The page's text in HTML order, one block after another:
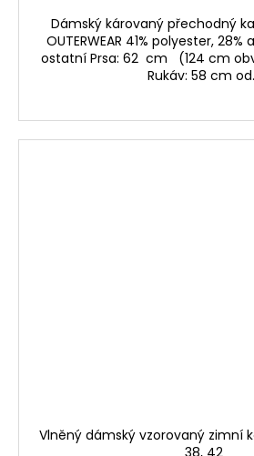
Dámský károvaný přechodný
OUTERWEAR 41% polyester, 28%
ostatní Prsa: 62 cm (124 cm
Rukáv: 58 cm
Vlněný dámský vzorovaný zimní
38, 42